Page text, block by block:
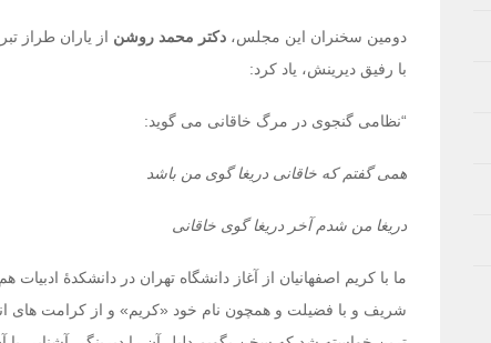
دومین سخنران این مجلس، دکتر محمد روشن از یاران طراز
با رفیق دیرینش، یاد کرد:
“نظامی گنجوی در مرگ خاقانی می گوید:
همی گفتم که خاقانی دریغا گوی من باشد
دریغا من شدم آخر دریغا گوی خاقانی
ما با کریم اصفهانیان از آغاز دانشگاه تهران در دانشکدۀ
شریف و با فضیلت و همچون نام خود «کریم» و از کرامت های